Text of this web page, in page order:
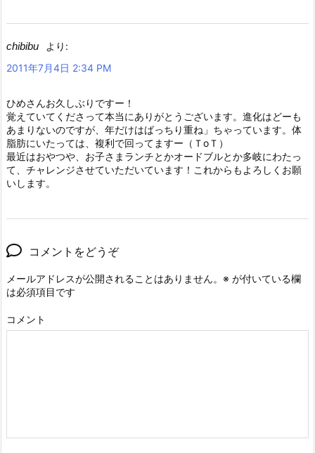
chibibu
より:
2011年7月4日 2:34 PM
ひめさんお久しぶりですー！
覚えていてくださって本当にありがとうございます。進化はどーも
あまりないのですが、年だけはばっちり重ね」ちゃっています。体
脂肪にいたっては、複利で回ってますー（ＴoＴ）
最近はおやつや、お子さまランチとかオードブルとか多岐にわたっ
て、チャレンジさせていただいています！これからもよろしくお願
いします。
コメントをどうぞ
メールアドレスが公開されることはありません。 ※ が付いている欄
は必須項目です
コメント